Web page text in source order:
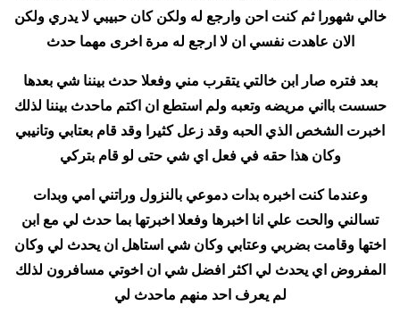
خالي شهورا ثم كنت احن وارجع له ولكن كان حبيبي لا يدري ولكن
الان عاهدت نفسي ان لا ارجع له مرة اخرى مهما حدث
بعد فتره صار ابن خالتي يتقرب مني وفعلا حدث بيننا شي بعدها
حسست بااني مريضه وتعبه ولم استطع ان اكتم ماحدث بيننا لذلك
اخبرت الشخص الذي الحبه وقد زعل كثيرا وقد قام بعتابي وتانيبي
وكان هذا حقه في فعل اي شي حتى لو قام بتركي
وعندما كنت اخبره بدات دموعي بالنزول وراتني امي وبدات
تسالني والحت علي انا اخبرها وفعلا اخبرتها بما حدث لي مع ابن
اختها وقامت بضربي وعتابي وكان شي استاهل ان يحدث لي وكان
المفروض اي يحدث لي اكثر افضل شي ان اخوتي مسافرون لذلك
لم يعرف احد منهم ماحدث لي